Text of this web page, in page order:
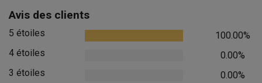
Avis des clients
5 étoiles
100.00%
4 étoiles
0.00%
3 étoiles
0.00%